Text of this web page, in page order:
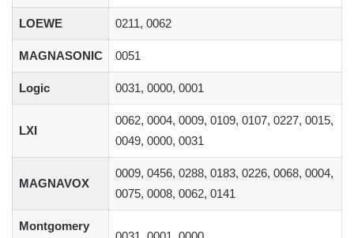
LOEWE 0211, 0062
MAGNASONIC 0051
Logic 0031, 0000, 0001
LXI
0062, 0004, 0009, 0109, 0107, 0227, 0015,
0049, 0000, 0031
MAGNAVOX
0009, 0456, 0288, 0183, 0226, 0068, 0004,
0075, 0008, 0062, 0141
Montgomery